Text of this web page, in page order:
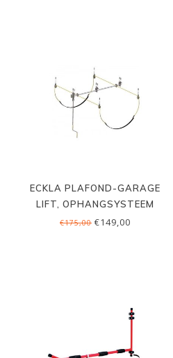
ECKLA PLAFOND-GARAGE
LIFT, OPHANGSYSTEEM
€175,00 €149,00